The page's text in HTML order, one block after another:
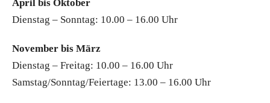
April bis Oktober
Dienstag – Sonntag: 10.00 – 16.00 Uhr
November bis März
Dienstag – Freitag: 10.00 – 16.00 Uhr
Samstag/Sonntag/Feiertage: 13.00 – 16.00 Uhr